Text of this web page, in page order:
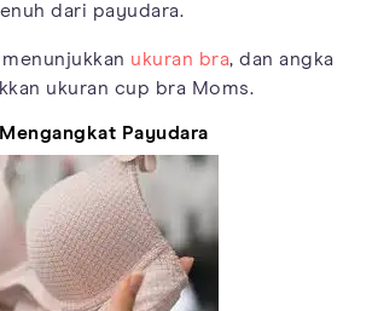
dari payudara.
ukuran bra, dan angka
ukuran cup bra Moms.
Payudara